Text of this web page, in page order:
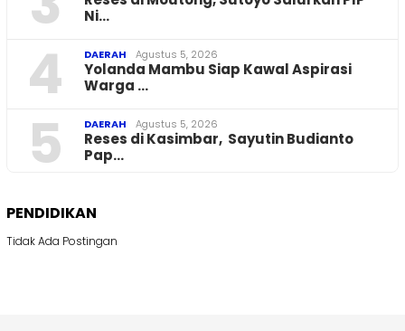
Ni…
4 DAERAH Agustus 5, 2026
Yolanda Mambu Siap Kawal Aspirasi
Warga …
5 DAERAH Agustus 5, 2026
Reses di Kasimbar, Sayutin Budianto
Pap…
PENDIDIKAN
Tidak Ada Postingan